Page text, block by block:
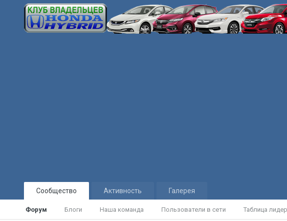
Сообщество
Форум Блоги Наша команда Пользователи в сети Таблица
Активность Галерея